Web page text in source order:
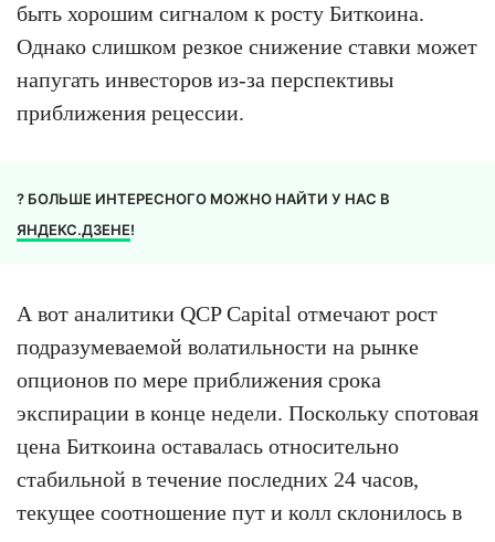
быть хорошим сигналом к росту Биткоина.
Однако слишком резкое снижение ставки может
напугать инвесторов из-за перспективы
приближения рецессии.
? БОЛЬШЕ ИНТЕРЕСНОГО МОЖНО НАЙТИ У НАС В
ЯНДЕКС.ДЗЕНЕ!
А вот аналитики QCP Capital отмечают рост
подразумеваемой волатильности на рынке
опционов по мере приближения срока
экспирации в конце недели. Поскольку спотовая
цена Биткоина оставалась относительно
стабильной в течение последних 24 часов,
текущее соотношение пут и колл склонилось в